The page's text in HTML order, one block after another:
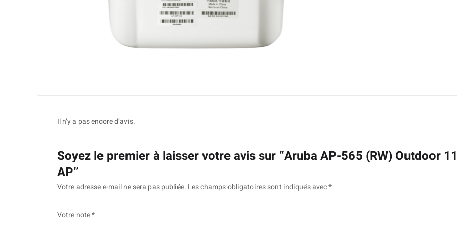
Il n’y a pas encore d’avis.
Soyez le premier à laisser votre avis sur “Aruba AP-565 (RW) Outdoor
AP”
Votre adresse e-mail ne sera pas publiée. Les champs obligatoires sont indiqués avec*
Votre note*